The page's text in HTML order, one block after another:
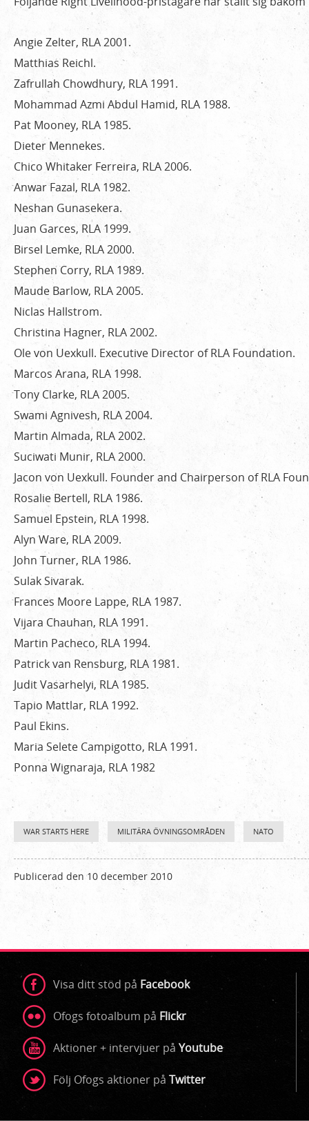
Angie Zelter, RLA 2001.
Matthias Reichl.
Zafrullah Chowdhury, RLA 1991.
Mohammad Azmi Abdul Hamid, RLA 1988.
Pat Mooney, RLA 1985.
Dieter Mennekes.
Chico Whitaker Ferreira, RLA 2006.
Anwar Fazal, RLA 1982.
Neshan Gunasekera.
Juan Garces, RLA 1999.
Birsel Lemke, RLA 2000.
Stephen Corry, RLA 1989.
Maude Barlow, RLA 2005.
Niclas Hallstrom.
Christina Hagner, RLA 2002.
Ole von Uexkull. Executive Director of RLA Foundation.
Marcos Arana, RLA 1998.
Tony Clarke, RLA 2005.
Swami Agnivesh, RLA 2004.
Martin Almada, RLA 2002.
Suciwati Munir, RLA 2000.
Jacon von Uexkull. Founder and Chairperson of RLA
Rosalie Bertell, RLA 1986.
Samuel Epstein, RLA 1998.
Alyn Ware, RLA 2009.
John Turner, RLA 1986.
Sulak Sivarak.
Frances Moore Lappe, RLA 1987.
Vijara Chauhan, RLA 1991.
Martin Pacheco, RLA 1994.
Patrick van Rensburg, RLA 1981.
Judit Vasarhelyi, RLA 1985.
Tapio Mattlar, RLA 1992.
Paul Ekins.
Maria Selete Campigotto, RLA 1991.
Ponna Wignaraja, RLA 1982
WAR STARTS HERE MILITÄRA ÖVNINGSOMRÅDEN NATO
Publicerad den 10 december 2010
Visa ditt stöd på Facebook
Ofogs fotoalbum på Flickr
Aktioner + intervjuer på Youtube
Följ Ofogs aktioner på Twitter